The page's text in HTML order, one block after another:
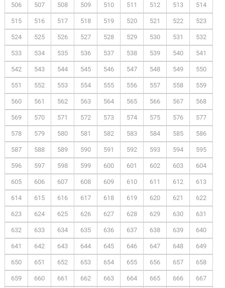
506 507 508 509 510 511 512 513 514
515 516 517 518 519 520 521 522 523
524 525 526 527 528 529 530 531 532
533 534 535 536 537 538 539 540 541
542 543 544 545 546 547 548 549 550
551 552 553 554 555 556 557 558 559
560 561 562 563 564 565 566 567 568
569 570 571 572 573 574 575 576 577
578 579 580 581 582 583 584 585 586
587 588 589 590 591 592 593 594 595
596 597 598 599 600 601 602 603 604
605 606 607 608 609 610 611 612 613
614 615 616 617 618 619 620 621 622
623 624 625 626 627 628 629 630 631
632 633 634 635 636 637 638 639 640
641 642 643 644 645 646 647 648 649
650 651 652 653 654 655 656 657 658
659 660 661 662 663 664 665 666 667